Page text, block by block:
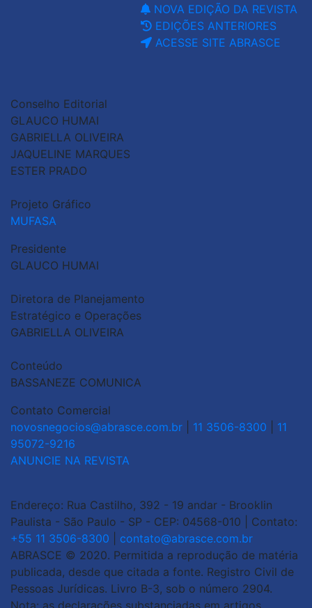
NOVA EDIÇÃO DA REVISTA
EDIÇÕES ANTERIORES
ACESSE SITE ABRASCE
Conselho Editorial
GLAUCO HUMAI
GABRIELLA OLIVEIRA
JAQUELINE MARQUES
ESTER PRADO
Projeto Gráfico
MUFASA
Presidente
GLAUCO HUMAI
Diretora de Planejamento
Estratégico e Operações
GABRIELLA OLIVEIRA
Conteúdo
BASSANEZE COMUNICA
Contato Comercial
novosnegocios@abrasce.com.br
11 3506-8300
11
95072-9216
ANUNCIE NA REVISTA
Endereço: Rua Castilho, 392 - 19 andar - Brooklin
Paulista - São Paulo - SP - CEP: 04568-010 | Contato:
+55 11 3506-8300
contato@abrasce.com.br
ABRASCE © 2020. Permitida a reprodução de matéria
publicada, desde que citada a fonte. Registro Civil de
Pessoas Jurídicas. Livro B-3, sob o número 2904.
Nota: as declarações substanciadas em artigos